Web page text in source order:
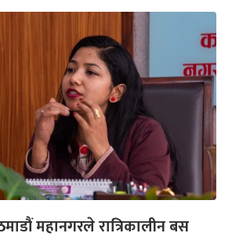
महानगरले रात्रिकालीन बस